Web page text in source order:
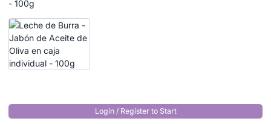
Login / Register to Start